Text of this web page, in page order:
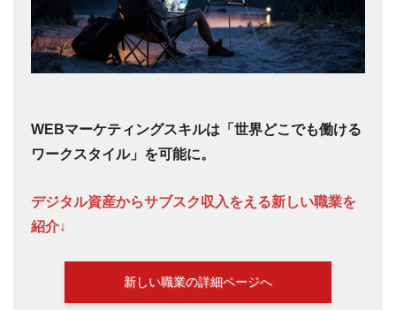
WEBマーケティングスキルは「世界どこでも働ける
ワークスタイル」を可能に。
デジタル資産からサブスク収入をえる新しい職業を
紹介↓
新しい職業の詳細ページへ